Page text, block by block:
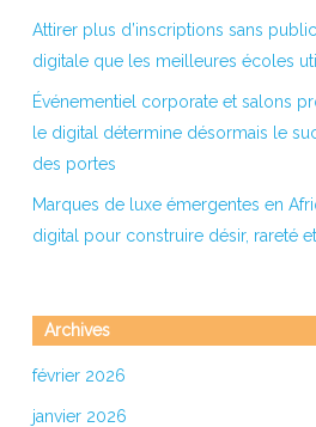
Attirer plus d’inscriptions sans
digitale que les meilleures écoles
Événementiel corporate et salons
le digital détermine désormais le
des portes
Marques de luxe émergentes en
digital pour construire désir, rareté
Archives
février 2026
janvier 2026